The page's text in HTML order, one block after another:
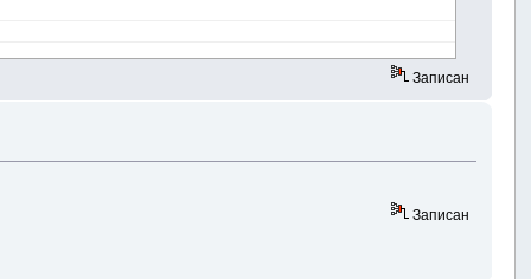
Записан
Записан